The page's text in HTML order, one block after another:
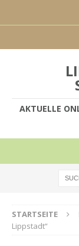
AKTUELLE
STARTSEITE
Lippstadt“